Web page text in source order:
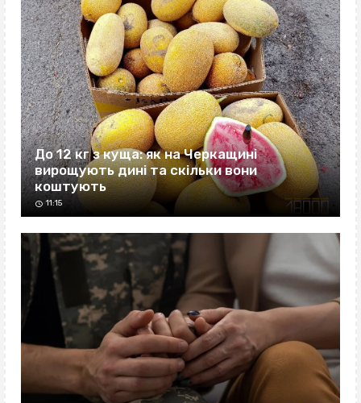
До 12 кг з куща: як на Черкащині
вирощують дині та скільки вони
коштують
11:15